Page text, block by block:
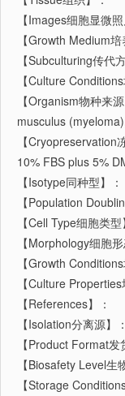
【Images细胞显微照
【Growth Medium培
【Subculturing传代
【Culture
【Organism物种来
musculus
【
10% FBS plus 5%
【Isotype同种型】：
【Population
【Cell Type细胞类
【Morphology细胞
【Growth
【Culture
【References】：
【Isolation分离源】：
【Product Format
【Biosafety Level生
【Storage